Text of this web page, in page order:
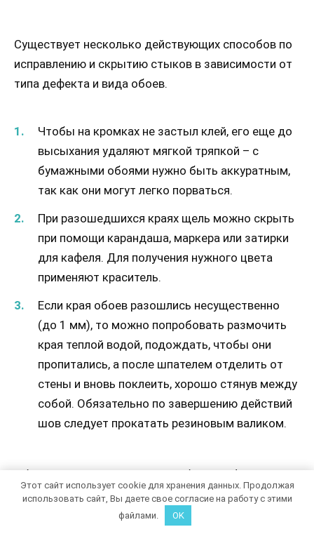
Существует несколько действующих способов по
исправлению и скрытию стыков в зависимости от
типа дефекта и вида обоев.
Чтобы на кромках не застыл клей, его еще до
высыхания удаляют мягкой тряпкой – с
бумажными обоями нужно быть аккуратным,
так как они могут легко порваться.
При разошедшихся краях щель можно скрыть
при помощи карандаша, маркера или затирки
для кафеля. Для получения нужного цвета
применяют краситель.
Если края обоев разошлись несущественно
(до 1 мм), то можно попробовать размочить
края теплой водой, подождать, чтобы они
пропитались, а после шпателем отделить от
стены и вновь поклеить, хорошо стянув между
собой. Обязательно по завершению действий
шов следует прокатать резиновым валиком.
Обклеивать угол в случае с грубыми дефектами
следует декоративными молдингами, панелями
или полосками того же обойного полотна, верно
Этот сайт использует cookie для хранения данных. Продолжая
использовать сайт, Вы даете свое согласие на работу с этими
файлами.
OK